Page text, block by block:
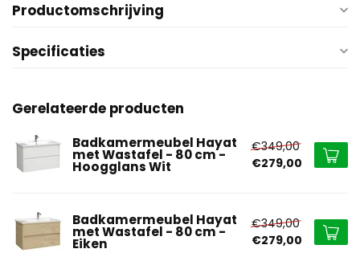
Productomschrijving
Specificaties
Gerelateerde producten
Badkamermeubel Hayat
met Wastafel - 80 cm -
Hoogglans Wit
€349,00
€279,00
Badkamermeubel Hayat
met Wastafel - 80 cm -
Eiken
€349,00
€279,00